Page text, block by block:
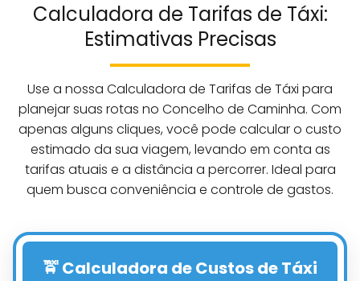
Calculadora de Tarifas de Táxi:
Estimativas Precisas
Use a nossa Calculadora de Tarifas de Táxi para
planejar suas rotas no Concelho de Caminha. Com
apenas alguns cliques, você pode calcular o custo
estimado da sua viagem, levando em conta as
tarifas atuais e a distância a percorrer. Ideal para
quem busca conveniência e controle de gastos.
🚖 Calculadora de Custos de Táxi